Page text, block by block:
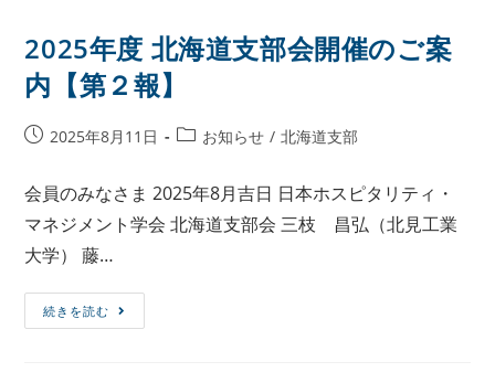
2025年度 北海道支部会開催のご案
内【第２報】
2025年8月11日 お知らせ / 北海道支部
会員のみなさま 2025年8月吉日 日本ホスピタリティ・
マネジメント学会 北海道支部会 三枝 昌弘（北見工業
大学） 藤…
続きを読む